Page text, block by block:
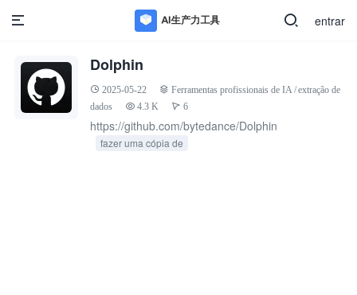
entrar
Dolphin
2025-05-22 Ferramentas profissionais de IA /extração de
dados
4.3 K 6
https://github.com/bytedance/Dolphin
fazer uma cópia de